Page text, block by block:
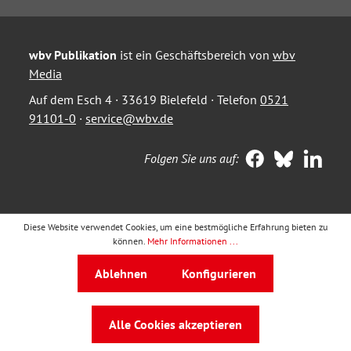
wbv Publikation ist ein Geschäftsbereich von wbv
Media
Auf dem Esch 4 · 33619 Bielefeld · Telefon 0521
91101-0 · service@wbv.de
Folgen Sie uns auf:
Diese Website verwendet Cookies, um eine bestmögliche Erfahrung bieten zu
können. Mehr Informationen ...
Ablehnen Konfigurieren
Alle Cookies akzeptieren